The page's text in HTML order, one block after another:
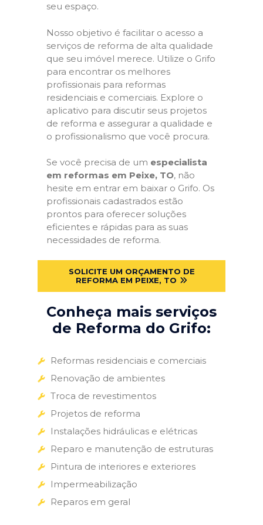
seu espaço.
Nosso objetivo é facilitar o acesso a
serviços de reforma de alta qualidade
que seu imóvel merece. Utilize o Grifo
para encontrar os melhores
profissionais para reformas
residenciais e comerciais. Explore o
aplicativo para discutir seus projetos
de reforma e assegurar a qualidade e
o profissionalismo que você procura.
Se você precisa de um especialista
em reformas em Peixe, TO, não
hesite em entrar em baixar o Grifo. Os
profissionais cadastrados estão
prontos para oferecer soluções
eficientes e rápidas para as suas
necessidades de reforma.
SOLICITE UM ORÇAMENTO DE
REFORMA EM PEIXE, TO
Conheça mais serviços
de Reforma do Grifo:
Reformas residenciais e comerciais
Renovação de ambientes
Troca de revestimentos
Projetos de reforma
Instalações hidráulicas e elétricas
Reparo e manutenção de estruturas
Pintura de interiores e exteriores
Impermeabilização
Reparos em geral